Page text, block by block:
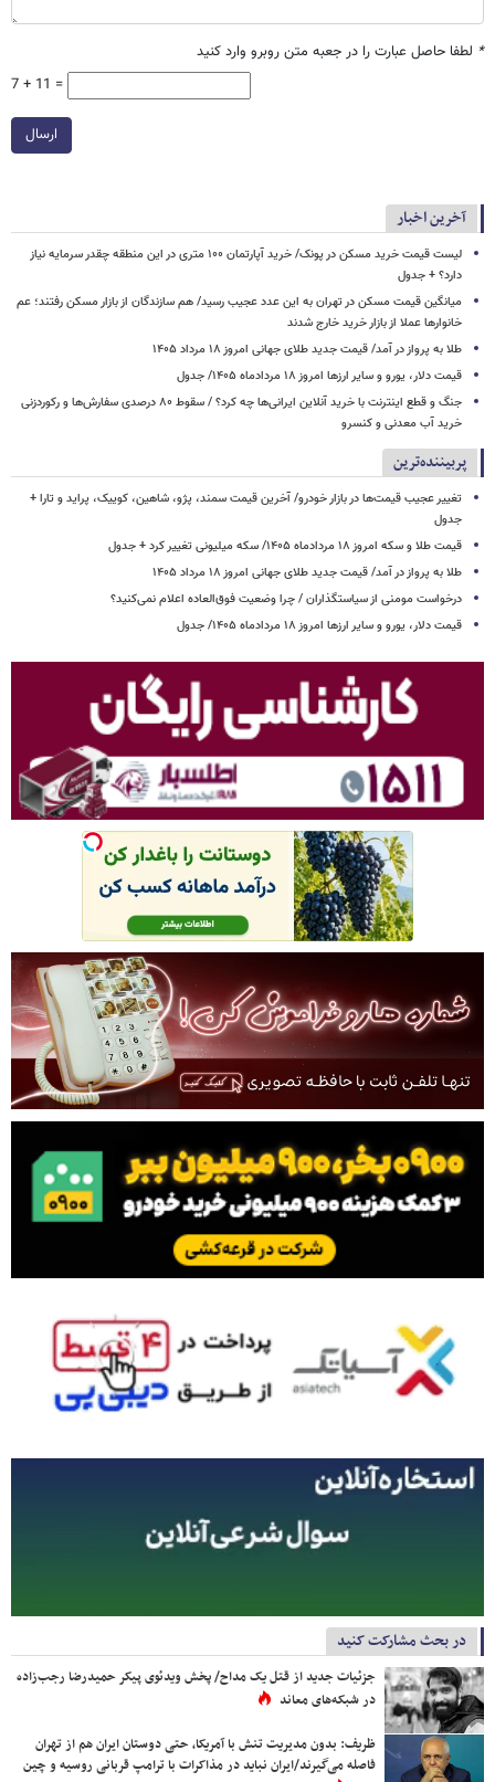
* لطفا حاصل عبارت را در جعبه متن روبرو وارد کنید
7 + 11 =
ارسال
آخرین اخبار
لیست قیمت خرید مسکن در پونک/ خرید آپارتمان ۱۰۰ متری در این منطقه چقدر سرمایه نیاز
دارد؟ + جدول
میانگین قیمت مسکن در تهران به این عدد عجیب رسید/ هم سازندگان از بازار مسکن رفتند؛ عم
خانوارها عملا از بازار خرید خارج شدند
طلا به پرواز در آمد/ قیمت جدید طلای جهانی امروز ۱۸ مرداد ۱۴۰۵
قیمت دلار، یورو و سایر ارزها امروز ۱۸ مردادماه ۱۴۰۵/ جدول
جنگ و قطع اینترنت با خرید آنلاین ایرانی‌ها چه کرد؟ / سقوط ۸۰ درصدی سفارش‌ها و رکوردزنی
خرید آب معدنی و کنسرو
پربیننده‌ترین
تغییر عجیب قیمت‌ها در بازار خودرو/ آخرین قیمت سمند، پژو، شاهین، کوییک، پراید و تارا +
جدول
قیمت طلا و سکه امروز ۱۸ مردادماه ۱۴۰۵/ سکه میلیونی تغییر کرد + جدول
طلا به پرواز در آمد/ قیمت جدید طلای جهانی امروز ۱۸ مرداد ۱۴۰۵
درخواست مومنی از سیاستگذاران / چرا وضعیت فوق‌العاده اعلام نمی‌کنید؟
قیمت دلار، یورو و سایر ارزها امروز ۱۸ مردادماه ۱۴۰۵/ جدول
در بحث مشارکت کنید
جزئیات جدید از قتل یک مداح/ پخش ویدئوی پیکر حمیدرضا رجب‌زاده
در شبکه‌های معاند
ظریف: بدون مدیریت تنش با آمریکا، حتی دوستان ایران هم از تهران
فاصله می‌گیرند/ایران نباید در مذاکرات با ترامپ قربانی روسیه و چین